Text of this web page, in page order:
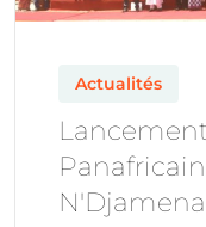
Actualités